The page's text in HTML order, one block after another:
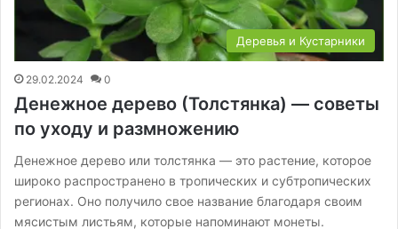
Деревья и Кустарники
29.02.2024 0
Денежное дерево (Толстянка) — советы
по уходу и размножению
Денежное дерево или толстянка — это растение, которое
широко распространено в тропических и субтропических
регионах. Оно получило свое название благодаря своим
мясистым листьям, которые напоминают монеты.